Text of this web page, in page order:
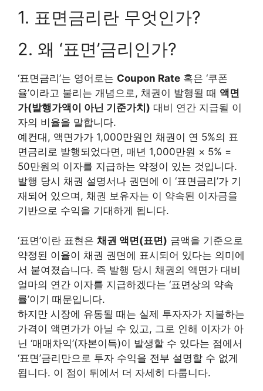
1. 표면금리란 무엇인가?
2. 왜 ‘표면’금리인가?
‘표면금리’는 영어로는 Coupon Rate 혹은 ‘쿠폰
율’이라고 불리는 개념으로, 채권이 발행될 때 액면
가(발행가액이 아닌 기준가치) 대비 연간 지급될 이
자의 비율을 말합니다.
예컨대, 액면가가 1,000만원인 채권이 연 5%의 표
면금리로 발행되었다면, 매년 1,000만원 × 5% =
50만원의 이자를 지급하는 약정이 있는 것입니다.
발행 당시 채권 설명서나 권면에 이 ‘표면금리’가 기
재되어 있으며, 채권 보유자는 이 약속된 이자금을
기반으로 수익을 기대하게 됩니다.
‘표면’이란 표현은 채권 액면(표면) 금액을 기준으로
약정된 이율이 채권 권면에 표시되어 있다는 의미에
서 붙여졌습니다. 즉 발행 당시 채권의 액면가 대비
얼마의 연간 이자를 지급하겠다는 ‘표면상의 약속
률’이기 때문입니다.
하지만 시장에 유통될 때는 실제 투자자가 지불하는
가격이 액면가가 아닐 수 있고, 그로 인해 이자가 아
닌 ‘매매차익’(자본이득)이 발생할 수 있다는 점에서
‘표면’금리만으로 투자 수익을 전부 설명할 수 없게
됩니다. 이 점이 뒤에서 더 자세히 다룹니다.